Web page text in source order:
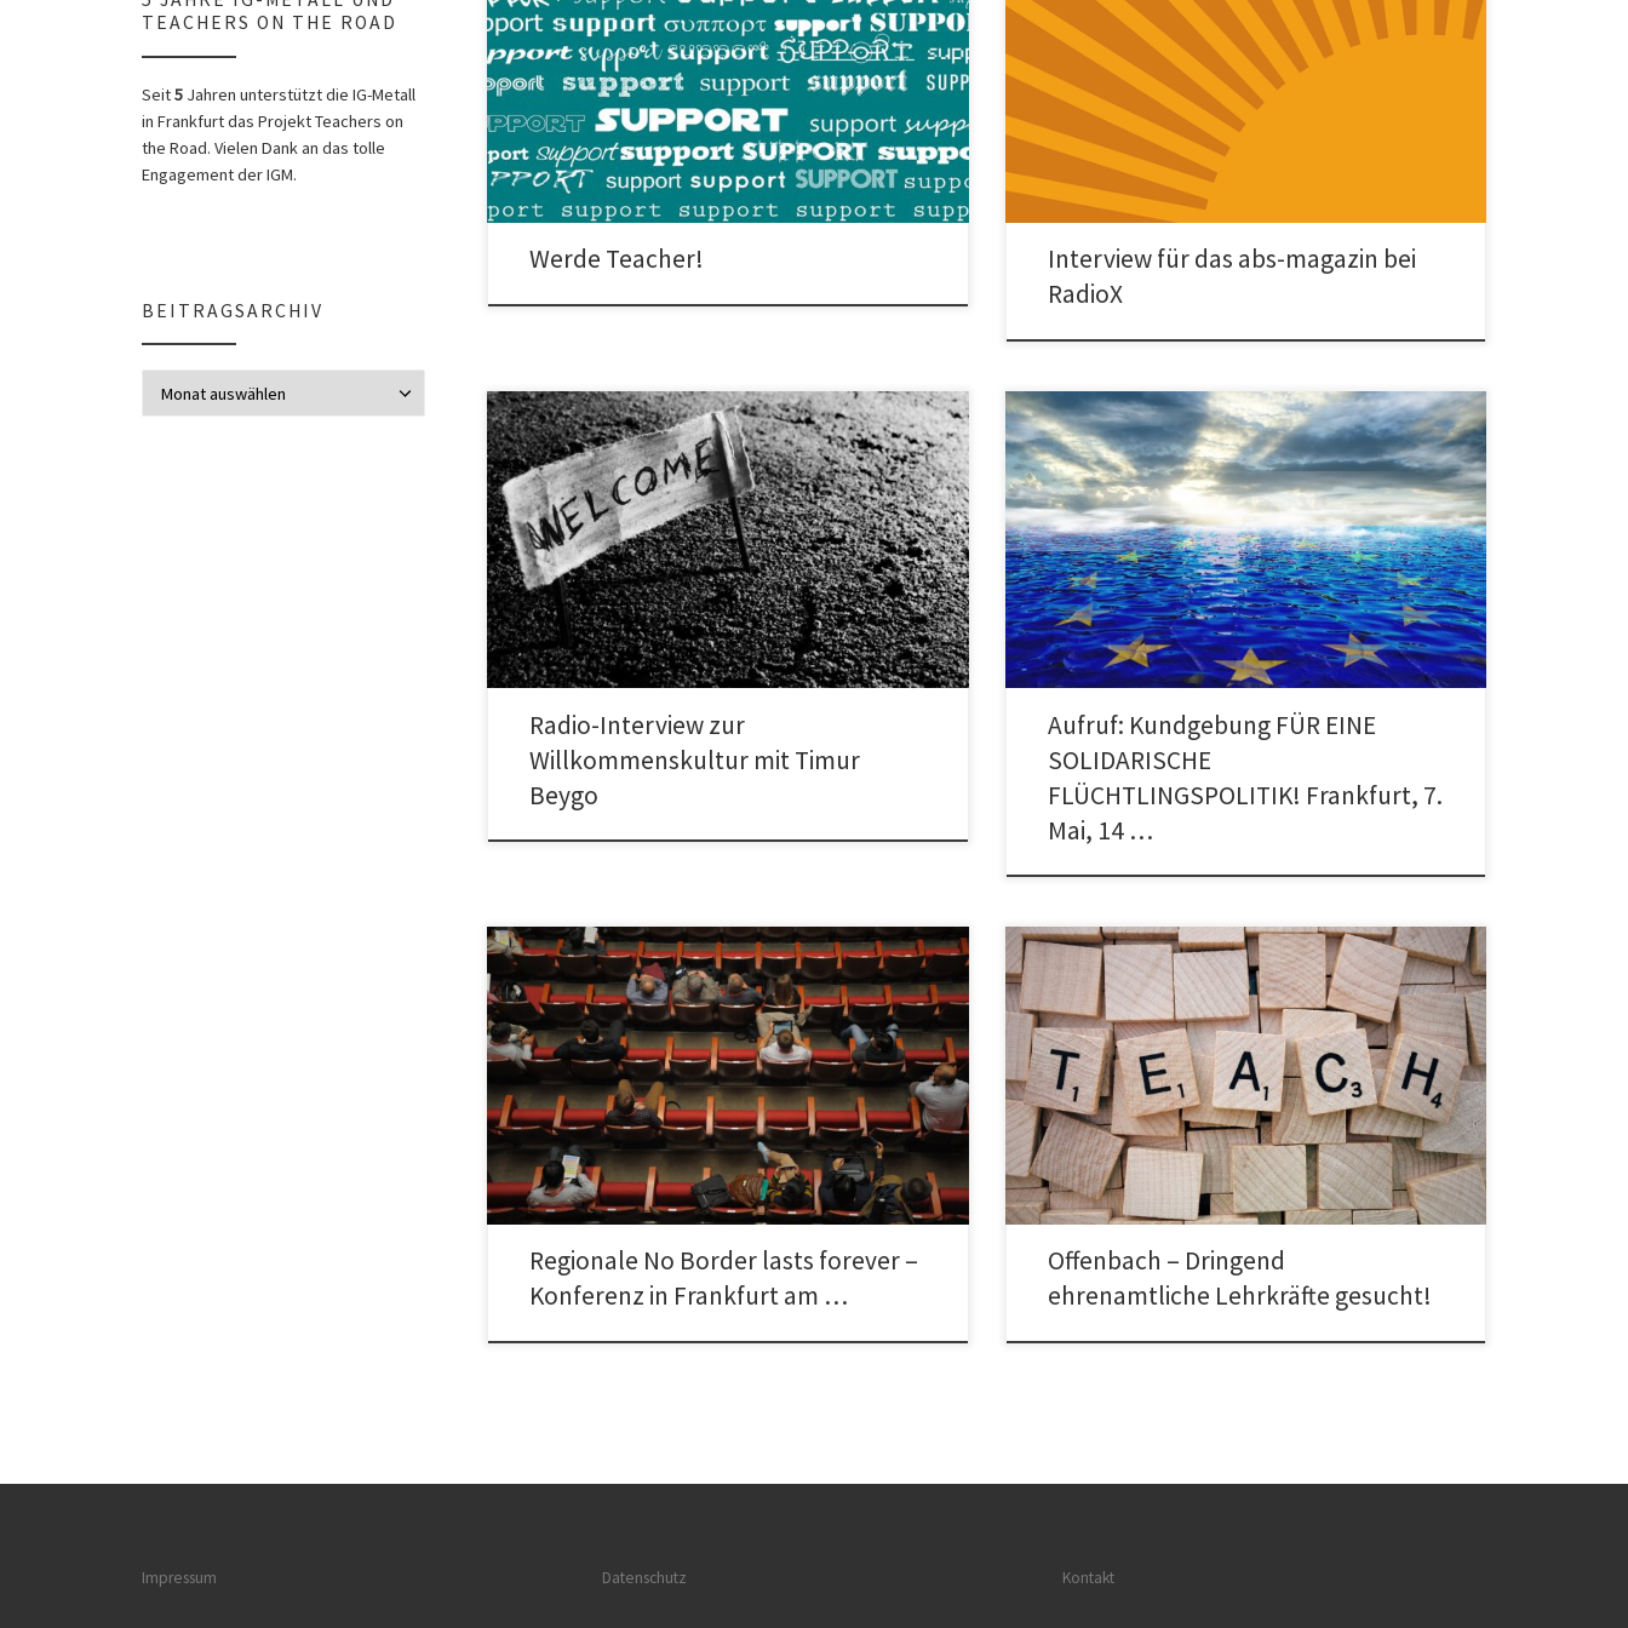
Teacher für Einzel- oder Gruppenunterricht in Frankfurt gesucht
Gesucht werden Ehrenamtliche, die Geflüchteten und
Migrant*innen im Einzel- oder Gruppenunterricht beim […]
Werde Teacher!
Das Interview von Timur Beygo mit dem abs-magazin von
RadioX über das Projekt Teachers on the Road vom Netzwerk
Konkrete […]
Interview für das abs-magazin bei
RadioX
Das Interview von LUX-Radio mit Timur Beygo,
Vorstandsvorsitzender von Netzwerk Konkrete Solidarität e.V.:
„Wir schaffen das!“ Über Willkommenskultur, ehrenamtliches
Engagement mit […]
Radio-Interview zur
Willkommenskultur mit Timur
Beygo
FÜR EINE SOLIDARISCHE FLÜCHTLINGSPOLITIK! FÜR DAS
UNEINGESCHRÄNKTE MENSCHENRECHT AUF ASYL! NEIN ZUR
FESTUNG EUROPA! Samstag, 7. Mai, 14 Uhr
Hauptwache/Katharinenkirche […]
Aufruf: Kundgebung FÜR EINE
SOLIDARISCHE
FLÜCHTLINGSPOLITIK! Frankfurt, 7.
Mai, 14 …
Regionale No Border lasts forever-Konferenz in Frankfurt am
Main, 4. bis 6. März 2016 im Studierendenhaus, Campus
Bockenheim, Mertonstraße 26-28, […]
Regionale No Border lasts forever –
Konferenz in Frankfurt am …
Offenbach – Wir suchen dringend weitere ehrenamtliche
Lehrkräfte, um zahlreiche neue Interessenten unterrichten zu
können. Kontakt: teachers-kaiserlei@nksnet.org teachers-
ledermuseum@nksnet.org Vielen Dank!
Offenbach – Dringend
ehrenamtliche Lehrkräfte gesucht!
TEACHERS ON THE ROAD
Seit5 Jahren unterstützt die IG-Metall
in Frankfurt das Projekt Teachers on
the Road. Vielen Dank an das tolle
Engagement der IGM.
BEITRAGSARCHIV
Impressum Datenschutz Kontakt